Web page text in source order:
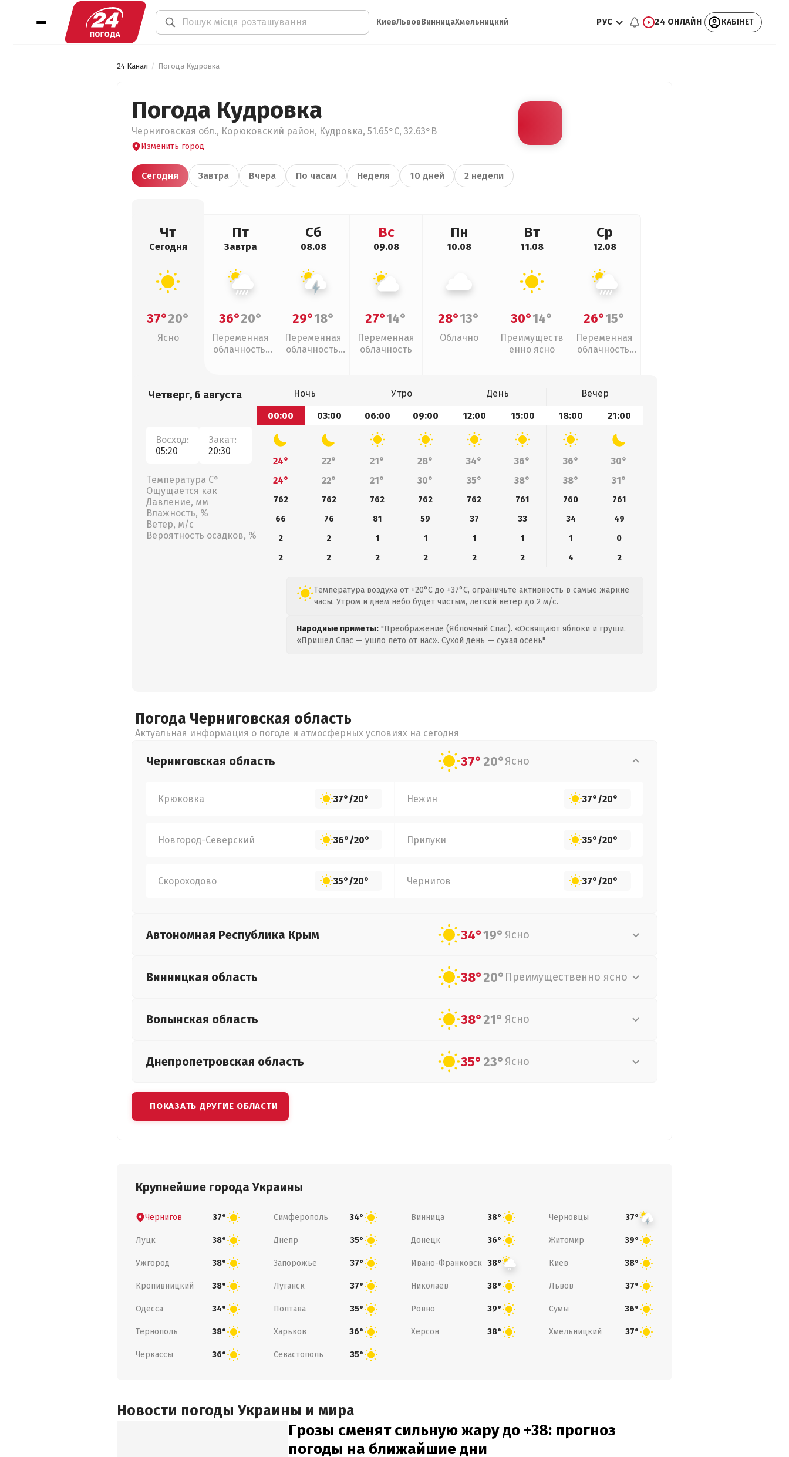
КиевЛьвовВинницаХмельницкий РУС 24 ОНЛАЙН КАБІНЕТ
24 Канал Погода Кудровка
Погода Кудровка
Черниговская обл., Корюковский район, Кудровка, 51.65°С, 32.63°В
Изменить город
Сегодня Завтра Вчера По часам Неделя 10 дней 2 недели
Чт
Сегодня
37°20°
Ясно
Пт
Завтра
36°20°
Переменная
облачность,
Сб
08.08
29°18°
Переменная
облачность,
Вс
09.08
27°14°
Переменная
облачность
Пн
10.08
28°13°
Облачно
Вт
11.08
30°14°
Преимуществ
енно ясно
Ср
12.08
26°15°
Переменная
облачность,
Четверг, 6 августа
Восход:
05:20
Закат:
20:30
Температура С°
Ощущается как
Давление, мм
Влажность, %
Ветер, м/с
Вероятность осадков, %
Ночь Утро День
Вечер
00:00
03:00 06:00 09:00 12:00 15:00 18:00 21:00
24° 22° 21° 28° 34° 36° 36°
30°
24°
22° 21° 30° 35° 38° 38° 31°
762 762 762 762 762 761 760
761
66
76 81 59 37 33 34
49
2
2 1 1 1 1 1
0
2
2 2 2 2 2 4 2
Температура воздуха от +20°C до +37°C, ограничьте активность в самые жаркие
часы. Утром и днем небо будет чистым, легкий ветер до 2 м/с.
Народные приметы: "Преображение (Яблочный Спас). «Освящают яблоки и груши.
«Пришел Спас — ушло лето от нас». Сухой день — сухая осень"
Погода Черниговская область
Актуальная информация о погоде и атмосферных условиях на сегодня
Черниговская область 37°20°Ясно
Крюковка 37°/20° Нежин 37°/20°
Новгород-Северский 36°/20° Прилуки 35°/20°
Скороходово 35°/20° Чернигов 37°/20°
Автономная Республика Крым 34°19° Ясно
Винницкая область 38°20° Преимущественно ясно
Волынская область 38°21° Ясно
Днепропетровская область 35°23° Ясно
ПОКАЗАТЬ ДРУГИЕ ОБЛАСТИ
Крупнейшие города Украины
Чернигов 37° Симферополь 34° Винница 38° Черновцы 37°
Луцк 38° Днепр 35° Донецк 36° Житомир 39°
Ужгород 38° Запорожье 37° Ивано-Франковск 38° Киев 38°
Кропивницкий 38° Луганск 37° Николаев 38° Львов 37°
Одесса 34° Полтава 35° Ровно 39° Сумы 36°
Тернополь 38° Харьков 36° Херсон 38° Хмельницкий 37°
Черкассы 36° Севастополь 35°
Новости погоды Украины и мира
Грозы сменят сильную жару до +38: прогноз
погоды на ближайшие дни